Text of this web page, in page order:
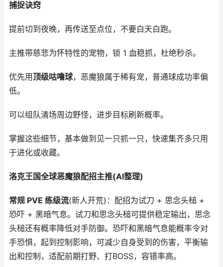
捕捉诀窍
提前切到夜晚，再传送至点位，不要白天白跑。
主推带慈悲为怀特性的宠物，锁 1 血稳抓，杜绝秒杀。
优先用顶级咕噜球，恶魔狼属于稀有宠，普通球成功率偏
低。
可以组队清场周边野怪，进步目标刷新概率。
掌握这些细节，基本做到见一只抓一只，快速集齐多只用
于进化或收藏。
洛克王国全球恶魔狼配招主推(AI整理)
常规 PVE 练级流(新人开荒)：配招为试刀 + 思念头槌 +
恐吓 + 黑暗气息。试刀和思念头槌可提供稳定输出，思念
头槌还有概率降低对手防御。恐吓和黑暗气息能概率令对
手恐惧，起到控制影响，可减少自身受到的伤害，平衡输
出和控制，适配前期打野、打BOSS，容错率高。